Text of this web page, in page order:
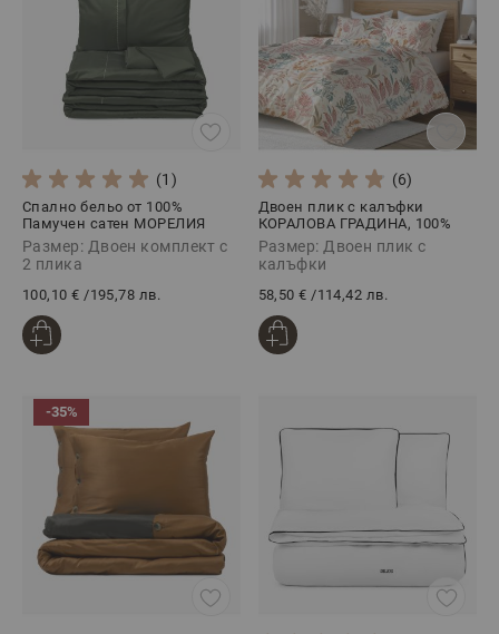
(1)
Спално бельо от 100%
Памучен сатен МОРЕЛИЯ
ХЪНТЪР, 5 части
Размер: Двоен комплект с
2 плика
100,10 € /195,78 лв.
(6)
Двоен плик с калъфки
КОРАЛОВА ГРАДИНА, 100%
памучен сатен, 3 части
Размер: Двоен плик с
калъфки
58,50 € /114,42 лв.
-35%